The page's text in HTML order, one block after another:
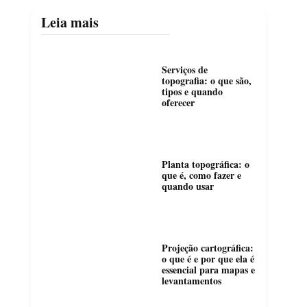
Leia mais
Serviços de
topografia: o que são,
tipos e quando
oferecer
Planta topográfica: o
que é, como fazer e
quando usar
Projeção cartográfica:
o que é e por que ela é
essencial para mapas e
levantamentos